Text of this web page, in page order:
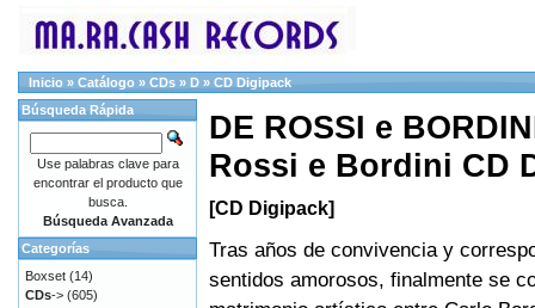
Inicio » Catálogo » CDs » D » CD Digipack
DE ROSSI e
Rossi e Bordini CD
[CD Digipack]
Tras años de convivencia y
sentidos amorosos, finalmente se
Búsqueda Rápida
Use palabras clave para
encontrar el producto que
busca.
Búsqueda Avanzada
Categorías
Boxset (14)
CDs-> (605)